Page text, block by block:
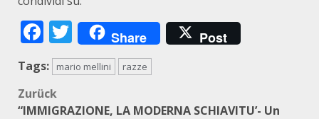
Facebook
Twitter
Share Post
Tags: mario mellini razze
Beitragsnavigation
Zurück
“IMMIGRAZIONE, LA MODERNA SCHIAVITU’- Un